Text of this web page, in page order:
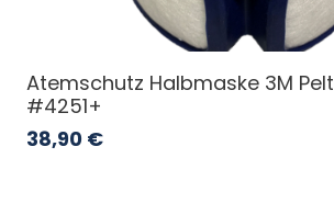
Atemschutz Halbmaske 3M
#4251+
38,90 €